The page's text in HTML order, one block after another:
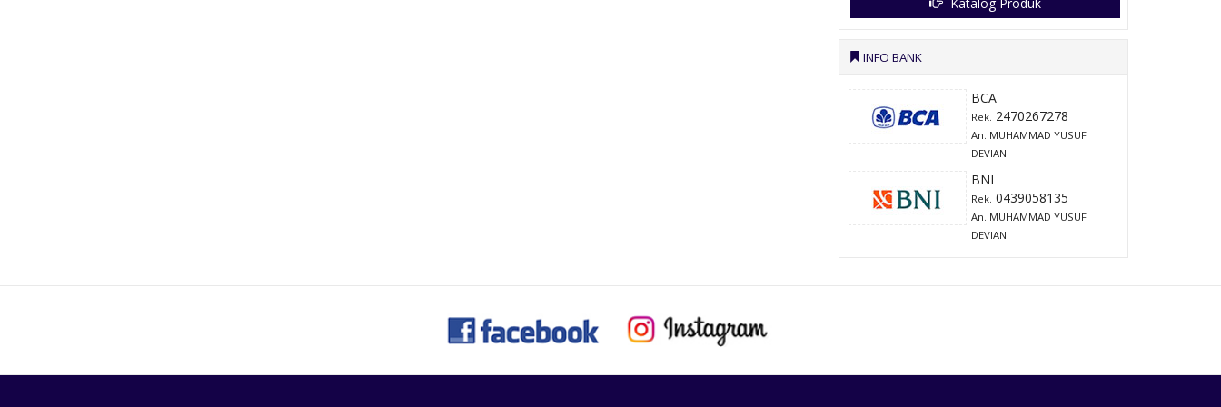
INFO BANK
BCA
Rek. 2470267278
An. MUHAMMAD YUSUF
DEVIAN
BNI
Rek. 0439058135
An. MUHAMMAD YUSUF
DEVIAN